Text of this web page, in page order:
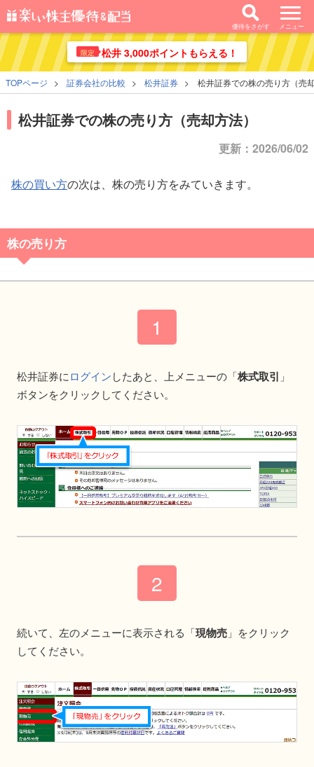
優待をさがす メニュー
限定 松井 3,000ポイントもらえる！
TOPページ 証券会社の比較 松井証券 松井証券での株の売り方（売
松井証券での株の売り方（売却方法）
更新：2026/06/02
株の買い方の次は、株の売り方をみていきます。
株の売り方
松井証券にログインしたあと、上メニューの「株式取引 」
ボタンをクリックしてください。
続いて、左のメニューに表示される「現物売 」をクリック
してください。